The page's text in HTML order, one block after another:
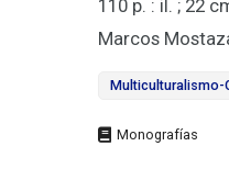
110 p. : il. ; 22
Marcos
Multiculturalismo-
Tipo